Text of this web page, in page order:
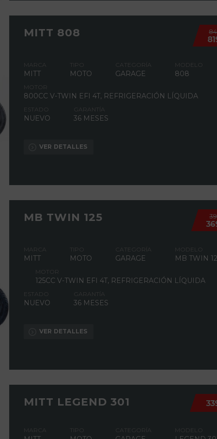
MITT 808
MARCA
MITT
TIPO
MOTO
CATEGORÍA
GARAGE
MODELO
808
MOTOR
800CC V-TWIN EFI 4T, REFRIGERACIÓN LÍQUIDA
ESTADO
NUEVO
GARANTÍA
36 MESES
VER DETALLES
MB TWIN 125
MARCA
MITT
TIPO
MOTO
CATEGORÍA
GARAGE
MODELO
MB TWIN
MOTOR
125CC V-TWIN EFI 4T, REFRIGERACIÓN LÍQUIDA
ESTADO
NUEVO
GARANTÍA
36 MESES
VER DETALLES
MITT LEGEND 301
MARCA TIPO CATEGORÍA MODELO